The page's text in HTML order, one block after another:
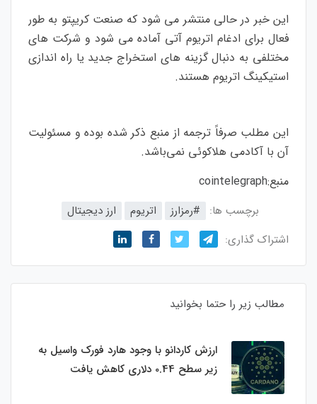
این خبر در حالی منتشر می شود که صنعت کریپتو به طور
فعال برای ادغام اتریوم آتی آماده می شود و شرکت های
مختلفی به دنبال گزینه های استخراج جدید یا راه اندازی
استیکینگ اتریوم هستند.
این مطلب صرفاً ترجمه از منبع ذکر شده بوده و مسئولیت
آن با آکادمی هلاکوئی نمی‌باشد.
منبع:cointelegraph
برچسب ها: #رمزارز اتریوم
ارز دیجیتال
اشتراک گذاری:
مطالب زیر را حتما بخوانید
ارزش کاردانو با وجود هارد فورک واسیل به
زیر سطح 0.44 دلاری کاهش یافت